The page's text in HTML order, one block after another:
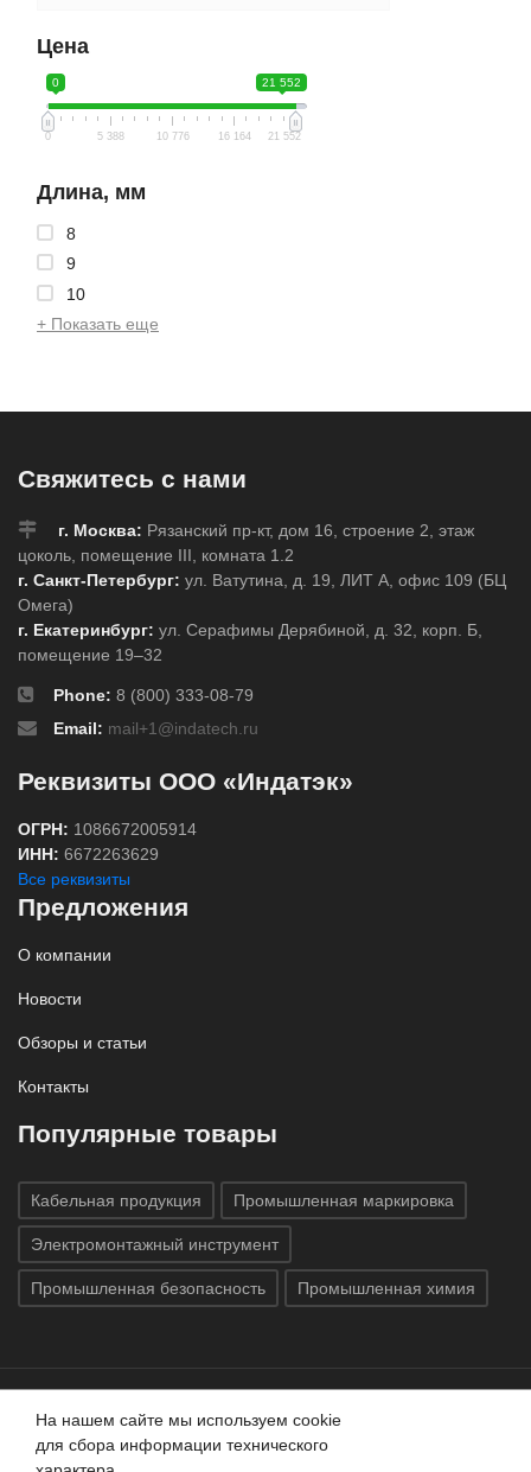
Цена
0 21 552
0 5 388 10 776 16 164 21 552
Длина, мм
8
9
10
+ Показать еще
Свяжитесь с нами
г. Москва: Рязанский пр-кт, дом 16, строение 2, этаж
цоколь, помещение III, комната 1.2
г. Санкт-Петербург: ул. Ватутина, д. 19, ЛИТ А, офис 109 (БЦ
Омега)
г. Екатеринбург: ул. Серафимы Дерябиной, д. 32, корп. Б,
помещение 19–32
Phone: 8 (800) 333-08-79
Email: mail+1@indatech.ru
Реквизиты ООО «Индатэк»
ОГРН: 1086672005914
ИНН: 6672263629
Все реквизиты
Предложения
О компании
Новости
Обзоры и статьи
Контакты
Популярные товары
Кабельная продукция Промышленная маркировка
Электромонтажный инструмент
Промышленная безопасность Промышленная химия
Все права защищены © 2020 ГК «Индатэк»
защищены.Использование материалов с сайта запрещено.
На нашем сайте мы используем cookie
для сбора информации технического